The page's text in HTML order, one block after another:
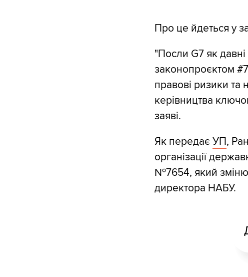
Про це йдеться у
"Посли G7 як
законопроєктом
правові ризики та
керівництва
заяві.
Як передає УП,
організації
№7654, який
директора НАБУ.